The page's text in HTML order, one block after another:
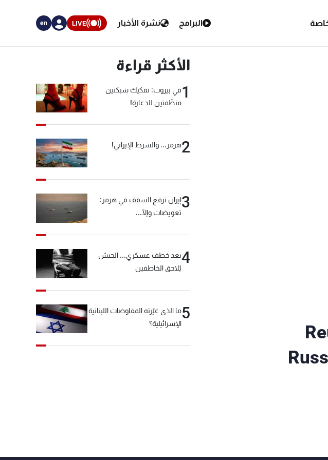
البرامج نشرة الأخبار LIVE
en
الأكثر قراءة
1في بيروت: تفكيك شبكتين
منظّمتين للدعارة!
2هرمز... والشرط الإيراني!
3إيران ترفع السقف في هرمز:
تعويضات وإلّا...
4بعد خطف عسكري... الجيش
يُلاحق الخاطفين
5ما الذي غيّرته المفاوضات اللبنانية
الإسرائيلية؟